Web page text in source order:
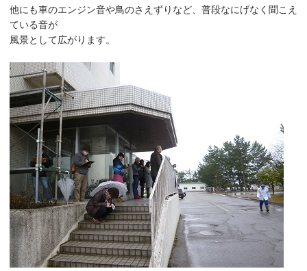
他にも車のエンジン音や鳥のさえずりなど、普段なにげなく聞こえ
ている音が
風景として広がります。